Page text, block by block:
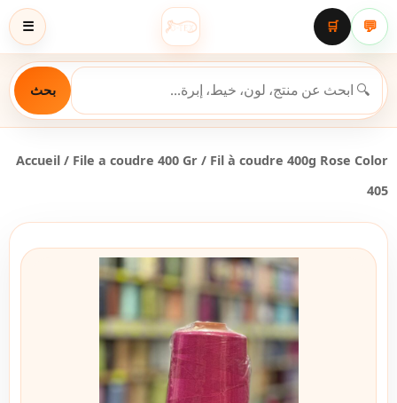
☰ 💬
🛒
بحث
Accueil / File a coudre 400 Gr / Fil à coudre 400g Rose Color
405